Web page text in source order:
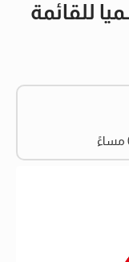
للقائمة